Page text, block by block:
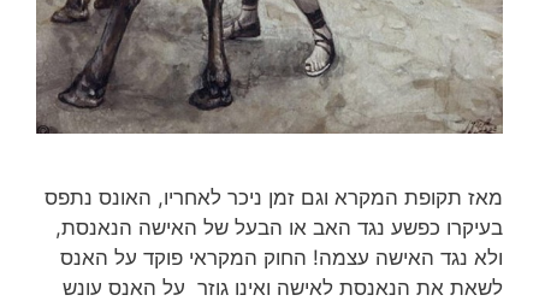
מאז תקופת המקרא וגם זמן ניכר לאחריו, האונס נתפס
בעיקרו כפשע נגד האב או הבעל של האישה הנאנסת,
ולא נגד האישה עצמה! החוק המקראי פוקד על האנס
לשאת את הנאנסת לאישה ואינו גוזר על האנס עונש